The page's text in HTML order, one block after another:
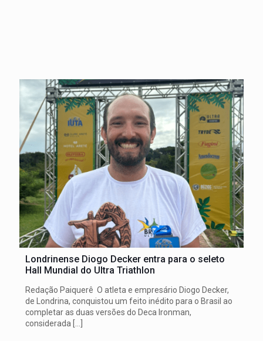
Londrinense Diogo Decker entra para o seleto
Hall Mundial do Ultra Triathlon
Redação Paiquerê O atleta e empresário Diogo Decker,
de Londrina, conquistou um feito inédito para o Brasil ao
completar as duas versões do Deca Ironman,
considerada […]